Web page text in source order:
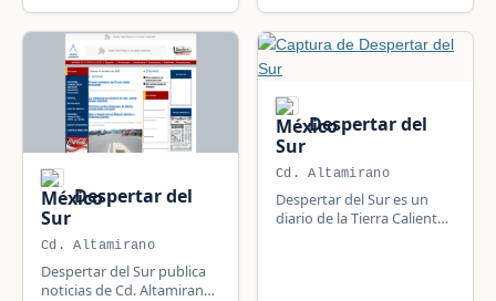
región de Zihuatanejo.
Despertar del
Sur
Cd. Altamirano
Despertar del Sur publica
noticias de Cd. Altamirano
Despertar del
Sur
Cd. Altamirano
Despertar del Sur es un
diario de la Tierra Caliente